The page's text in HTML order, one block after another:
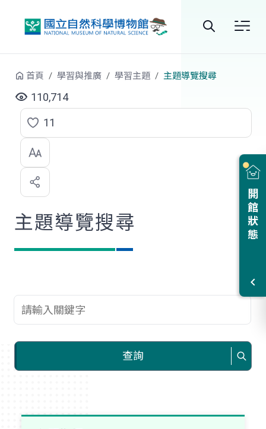
站
尋
開館狀態
首頁 學習與推廣 學習主題 主題導覽搜尋
110,714
點
選
喜
歡
11
主題導覽搜尋
查詢關鍵字
查詢